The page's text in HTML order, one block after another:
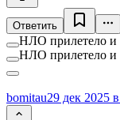
Ответить
НЛО прилетело и
НЛО прилетело и
bomitau29 дек 2025